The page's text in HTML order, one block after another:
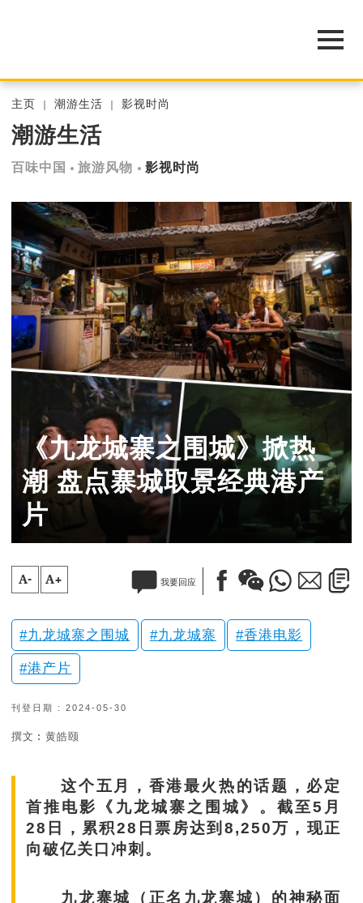
主页 潮游生活 影视时尚
潮游生活
百味中国 旅游风物 影视时尚
《九龙城寨之围城》掀热
潮 盘点寨城取景经典港产
片
A- A+ 我要回应
九龙城寨之围城 九龙城寨 香港电影
港产片
刊登日期 : 2024-05-30
撰文︰黄皓颐
这个五月，香港最火热的话题，必定
首推电影《九龙城寨之围城》。截至5月
28日，累积28日票房达到8,250万，现正
向破亿关口冲刺。
九龙寨城（正名九龙寨城）的神秘面